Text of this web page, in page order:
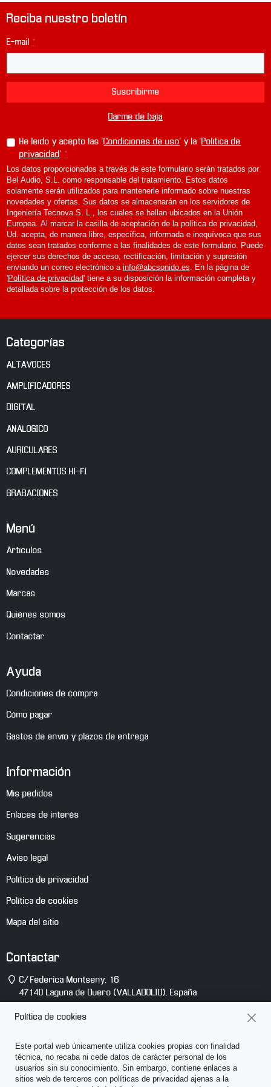
e
Reciba nuestro boletín
E-mail *
Suscribirme
Darme de baja
He leído y acepto las 'Condiciones de uso' y la ' Política de
privacidad' *
Los datos proporcionados a través de este formulario serán tratados por
Bel Audio, S.L. como responsable del tratamiento. Estos datos
solamente serán utilizados para mantenerle informado sobre nuestras
novedades y ofertas. Sus datos se almacenarán en los servidores de
Ingeniería Tecnova S. L., los cuales se hallan ubicados en la Unión
Europea. Al marcar la casilla de aceptación de la política de privacidad,
Ud. acepta, de manera libre, específica, informada e inequívoca que sus
datos sean tratados conforme a las finalidades de este formulario. Puede
ejercer sus derechos de acceso, rectificación, limitación y supresión
enviando un correo electrónico a info@abcsonido.es. En la página de
'Política de privacidad' tiene a su disposición la información completa y
detallada sobre la protección de los datos.
Categorías
ALTAVOCES
AMPLIFICADORES
DIGITAL
ANALOGICO
AURICULARES
COMPLEMENTOS HI-FI
GRABACIONES
Menú
Artículos
Novedades
Marcas
Quiénes somos
Contactar
Ayuda
Condiciones de compra
Cómo pagar
Gastos de envío y plazos de entrega
Información
Mis pedidos
Enlaces de interés
Sugerencias
Aviso legal
Política de privacidad
Política de cookies
Mapa del sitio
Contactar
Dirección
C/ Federica Montseny, 16
47140 Laguna de Duero (VALLADOLID ), España
Teléfono
(+34) 983 10 14 81
mail
Política de cookies
Este portal web únicamente utiliza cookies propias con finalidad
técnica, no recaba ni cede datos de carácter personal de los
usuarios sin su conocimiento. Sin embargo, contiene enlaces a
sitios web de terceros con políticas de privacidad ajenas a la